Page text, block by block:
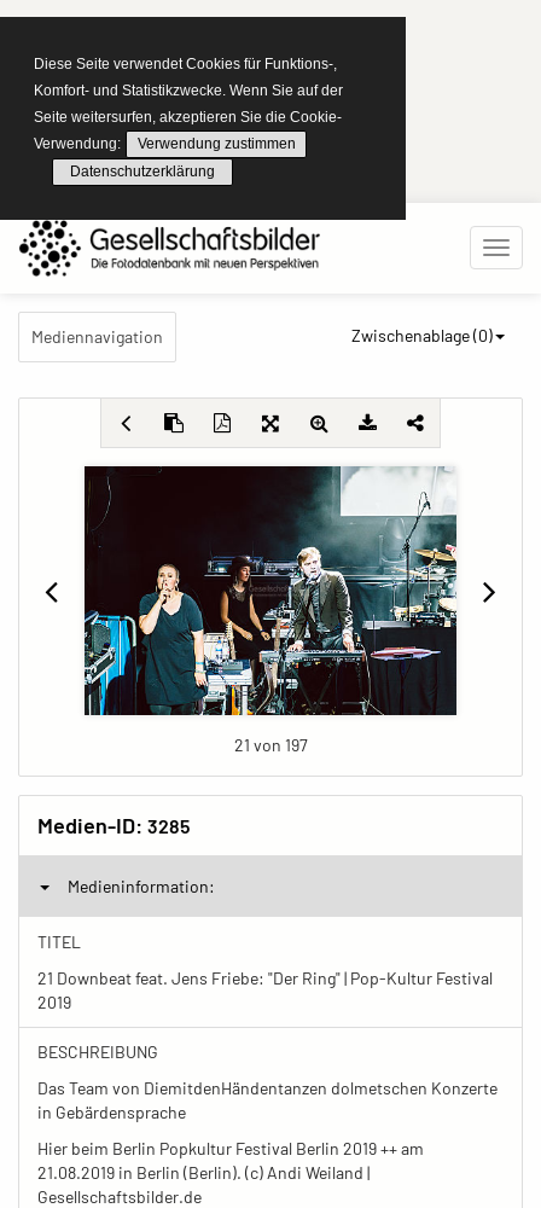
Diese Seite verwendet Cookies für Funktions-,
Komfort- und Statistikzwecke. Wenn Sie auf der
Seite weitersurfen, akzeptieren Sie die Cookie-
Verwendung:
Verwendung zustimmen
Datenschutzerklärung
Mediennavigation Zwischenablage (0)
21 von 197
Medien-ID: 3285
Medieninformation:
TITEL
21 Downbeat feat. Jens Friebe: "Der Ring" | Pop-Kultur Festival
2019
BESCHREIBUNG
Das Team von DiemitdenHändentanzen dolmetschen Konzerte
in Gebärdensprache
Hier beim Berlin Popkultur Festival Berlin 2019 ++ am
21.08.2019 in Berlin (Berlin). (c) Andi Weiland |
Gesellschaftsbilder.de